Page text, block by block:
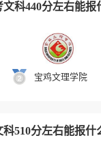
文科440分左右能报
宝鸡文理学院
科510分左右能报什